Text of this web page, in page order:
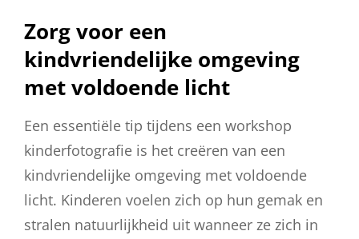
Zorg voor een
kindvriendelijke omgeving
met voldoende licht
Een essentiële tip tijdens een workshop
kinderfotografie is het creëren van een
kindvriendelijke omgeving met voldoende
licht. Kinderen voelen zich op hun gemak en
stralen natuurlijkheid uit wanneer ze zich in